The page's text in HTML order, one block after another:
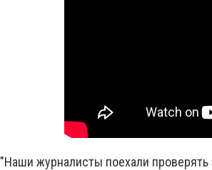
"Наши журналисты поехали проверять